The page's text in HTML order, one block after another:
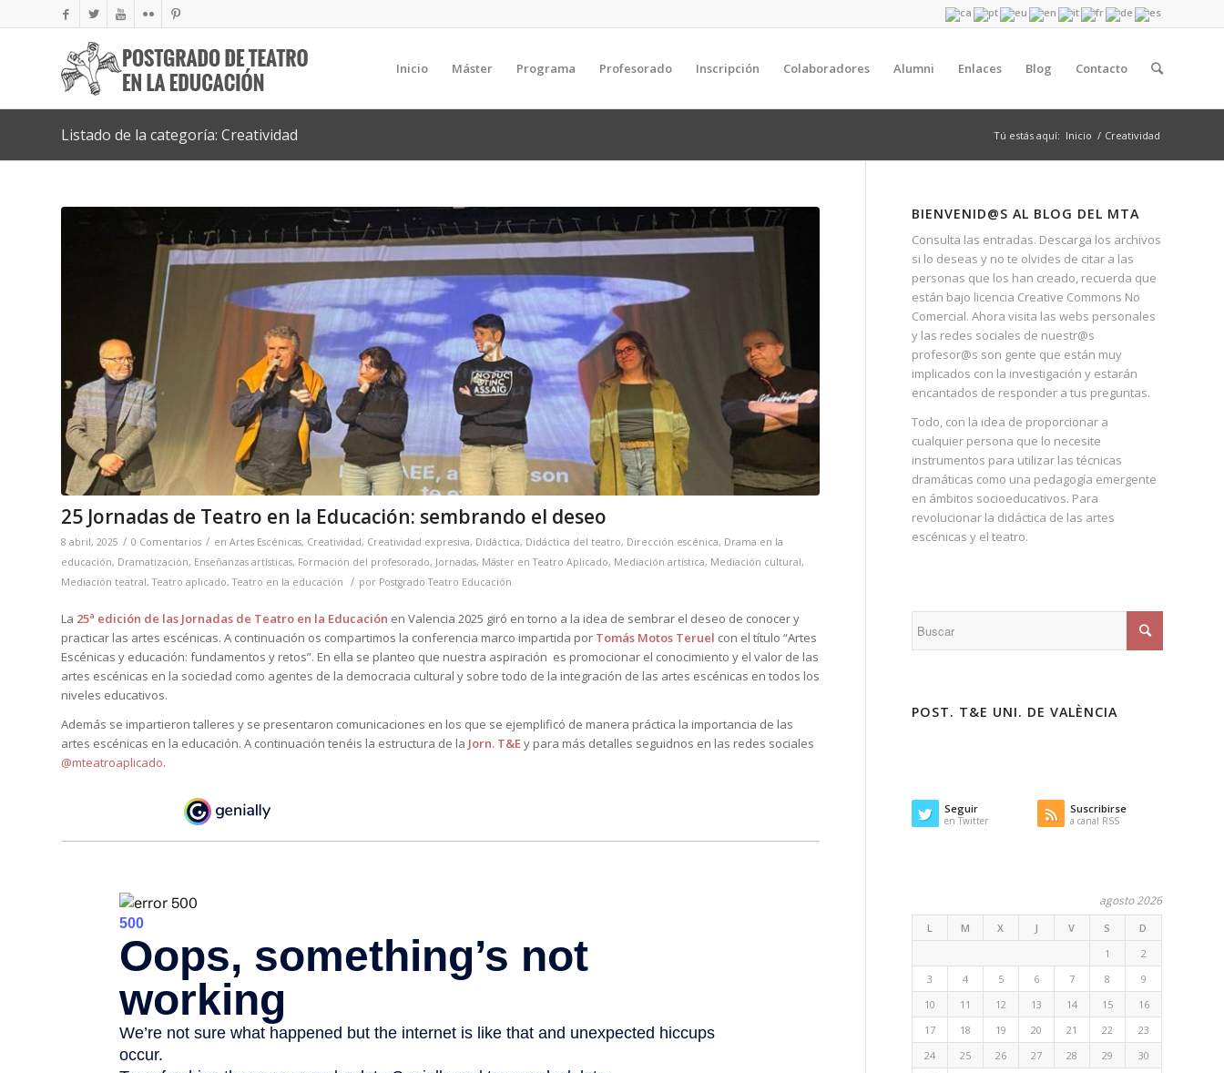
Inicio Máster Programa Profesorado Inscripción Colaboradores Alumni Enlaces Blog Contacto
Listado de la categoría: Creatividad Tú estás aquí: Inicio / Creatividad
25 Jornadas de Teatro en la Educación: sembrando el deseo
8 abril, 2025 / 0 Comentarios / en Artes Escénicas, Creatividad, Creatividad expresiva, Didáctica, Didáctica del teatro, Dirección escénica, Drama en la
educación, Dramatización, Enseñanzas artísticas, Formación del profesorado, Jornadas, Máster en Teatro Aplicado, Mediación artística, Mediación cultural,
Mediación teatral,Teatro aplicado,Teatro en la educación / por Postgrado Teatro Educación
La 25ª edición de las Jornadas de Teatro en la Educación en Valencia 2025 giró en torno a la idea de sembrar el deseo de conocer y
practicar las artes escénicas. A continuación os compartimos la conferencia marco impartida por Tomás Motos Teruel con el título “Artes
Escénicas y educación: fundamentos y retos”. En ella se planteo que nuestra aspiración es promocionar el conocimiento y el valor de las
artes escénicas en la sociedad como agentes de la democracia cultural y sobre todo de la integración de las artes escénicas en todos los
niveles educativos.
Además se impartieron talleres y se presentaron comunicaciones en los que se ejemplificó de manera práctica la importancia de las
artes escénicas en la educación. A continuación tenéis la estructura de la Jorn. T&Ey para más detalles seguidnos en las redes sociales
@mteatroaplicado.
BIENVENID@S AL BLOG DEL MTA
Consulta las entradas. Descarga los archivos
si lo deseas y no te olvides de citar a las
personas que los han creado, recuerda que
están bajo licencia Creative Commons No
Comercial. Ahora visita las webs personales
y las redes sociales de nuestr@s
profesor@s son gente que están muy
implicados con la investigación y estarán
encantados de responder a tus preguntas.
Todo, con la idea de proporcionar a
cualquier persona que lo necesite
instrumentos para utilizar las técnicas
dramáticas como una pedagogía emergente
en ámbitos socioeducativos. Para
revolucionar la didáctica de las artes
escénicas y el teatro.
POST. T&E UNI. DE VALÈNCIA
Seguir
en Twitter
Suscribirse
a canal RSS
agosto 2026
L M X J V S
D
1
2
3
4 5 6 7 8
9
10
11 12 13 14 15
16
17
18 19 20 21 22
23
24
25 26 27 28 29
30